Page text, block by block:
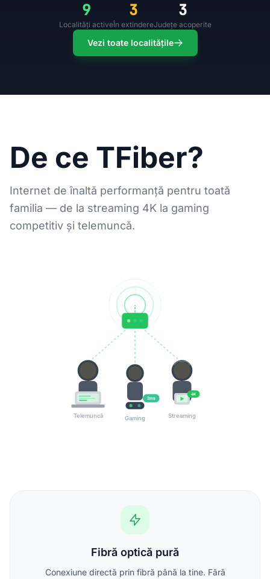
9
Localități active
3
În extindere
3
Județe acoperite
Vezi toate localitățile
De ce TFiber?
Internet de înaltă performanță pentru toată
familia — de la streaming 4K la gaming
competitiv și telemuncă.
Telemuncă
2ms
Gaming
4K
Streaming
Fibră optică pură
Conexiune directă prin fibră până la tine. Fără